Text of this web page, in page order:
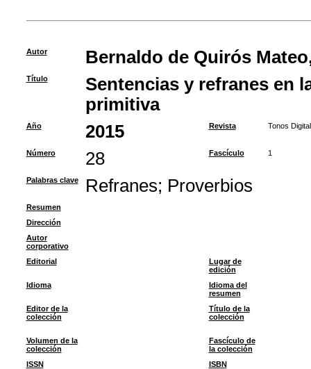
Autor Bernaldo de Quirós
Título
Sentencias y refranes en
primitiva
Año 2015 Revista Tonos Digital
Número 28 Fascículo 1
Palabras clave Refranes; Proverbios
Resumen
Dirección
Autor
corporativo
Editorial
Lugar de
edición
Idioma
Idioma del
resumen
Editor de la
colección
Título de la
colección
Volumen de la
colección
Fascículo de
la colección
ISSN
ISBN